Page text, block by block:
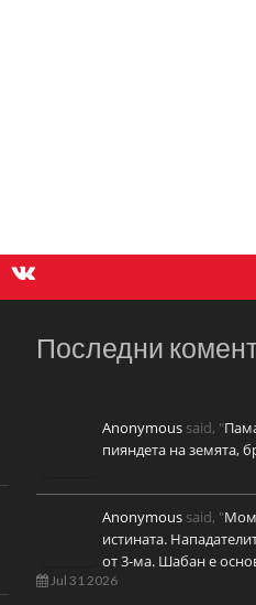
Последни
Anonymous said, "
пияндета на земята,
Anonymous said, "
истината.
от 3-ма. Шабан е
Jul 31 2026